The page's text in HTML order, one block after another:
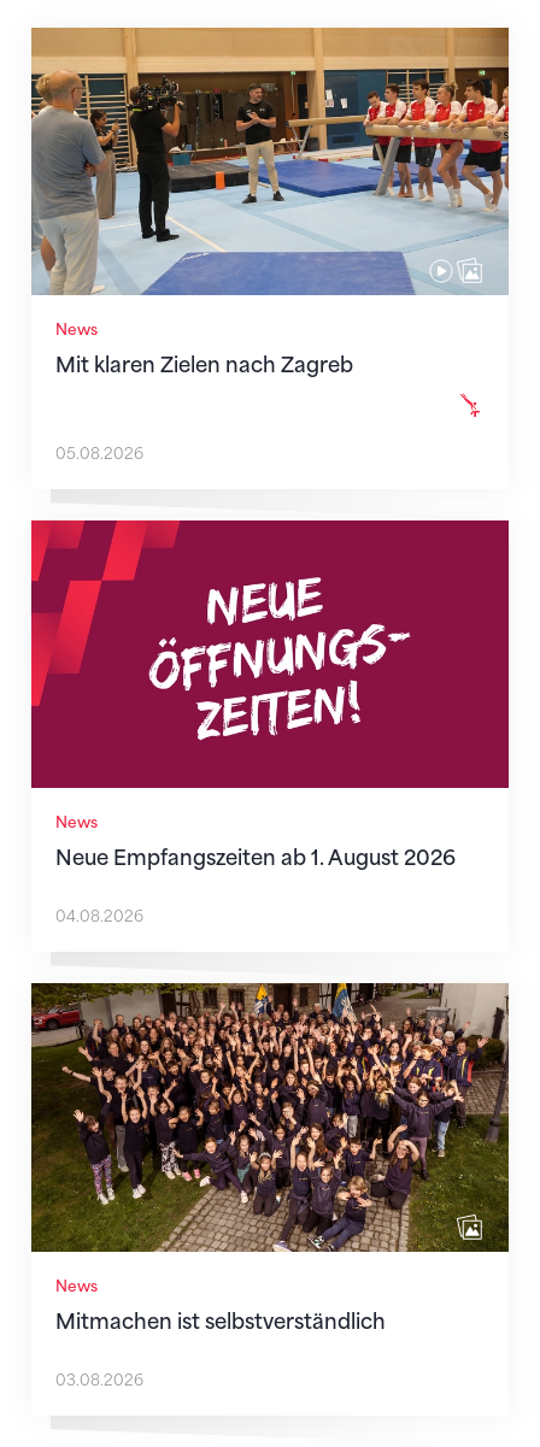
News
Mit klaren Zielen nach Zagreb
Mit klaren Zielen nach Zagreb
05.08.2026
News
Neue Empfangszeiten ab 1. August 2026
Neue Empfangszeiten ab 1. August 2026
04.08.2026
News
Mitmachen ist selbstverständlich
Mitmachen ist selbstverständlich
03.08.2026